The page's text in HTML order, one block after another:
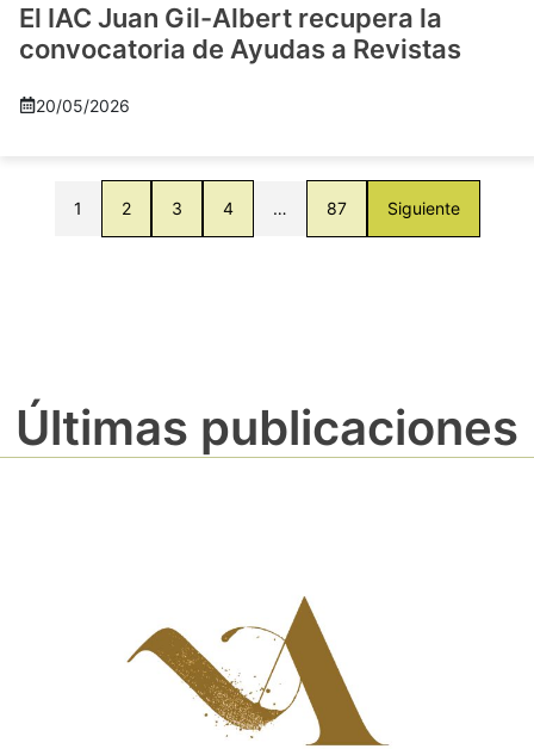
El IAC Juan Gil-Albert recupera la
convocatoria de Ayudas a Revistas
20/05/2026
1 2 3 4 … 87 Siguiente
Últimas publicaciones